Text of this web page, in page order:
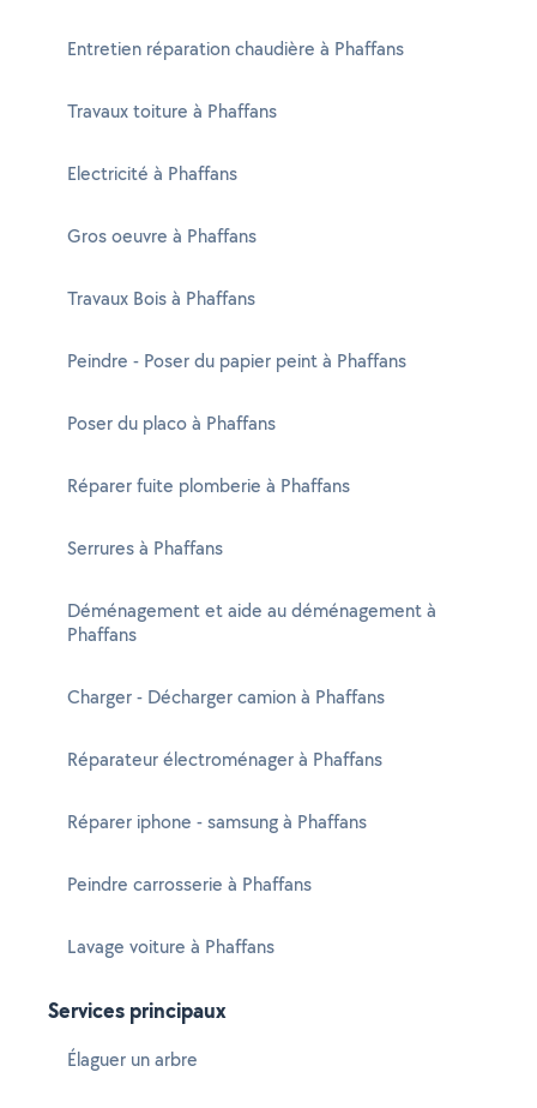
Entretien réparation chaudière à Phaffans
Travaux toiture à Phaffans
Electricité à Phaffans
Gros oeuvre à Phaffans
Travaux Bois à Phaffans
Peindre - Poser du papier peint à Phaffans
Poser du placo à Phaffans
Réparer fuite plomberie à Phaffans
Serrures à Phaffans
Déménagement et aide au déménagement à
Phaffans
Charger - Décharger camion à Phaffans
Réparateur électroménager à Phaffans
Réparer iphone - samsung à Phaffans
Peindre carrosserie à Phaffans
Lavage voiture à Phaffans
Services principaux
Élaguer un arbre